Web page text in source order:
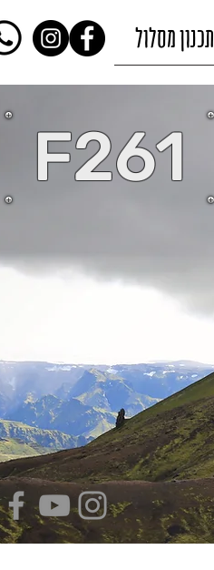
תכנון מסלול
F261